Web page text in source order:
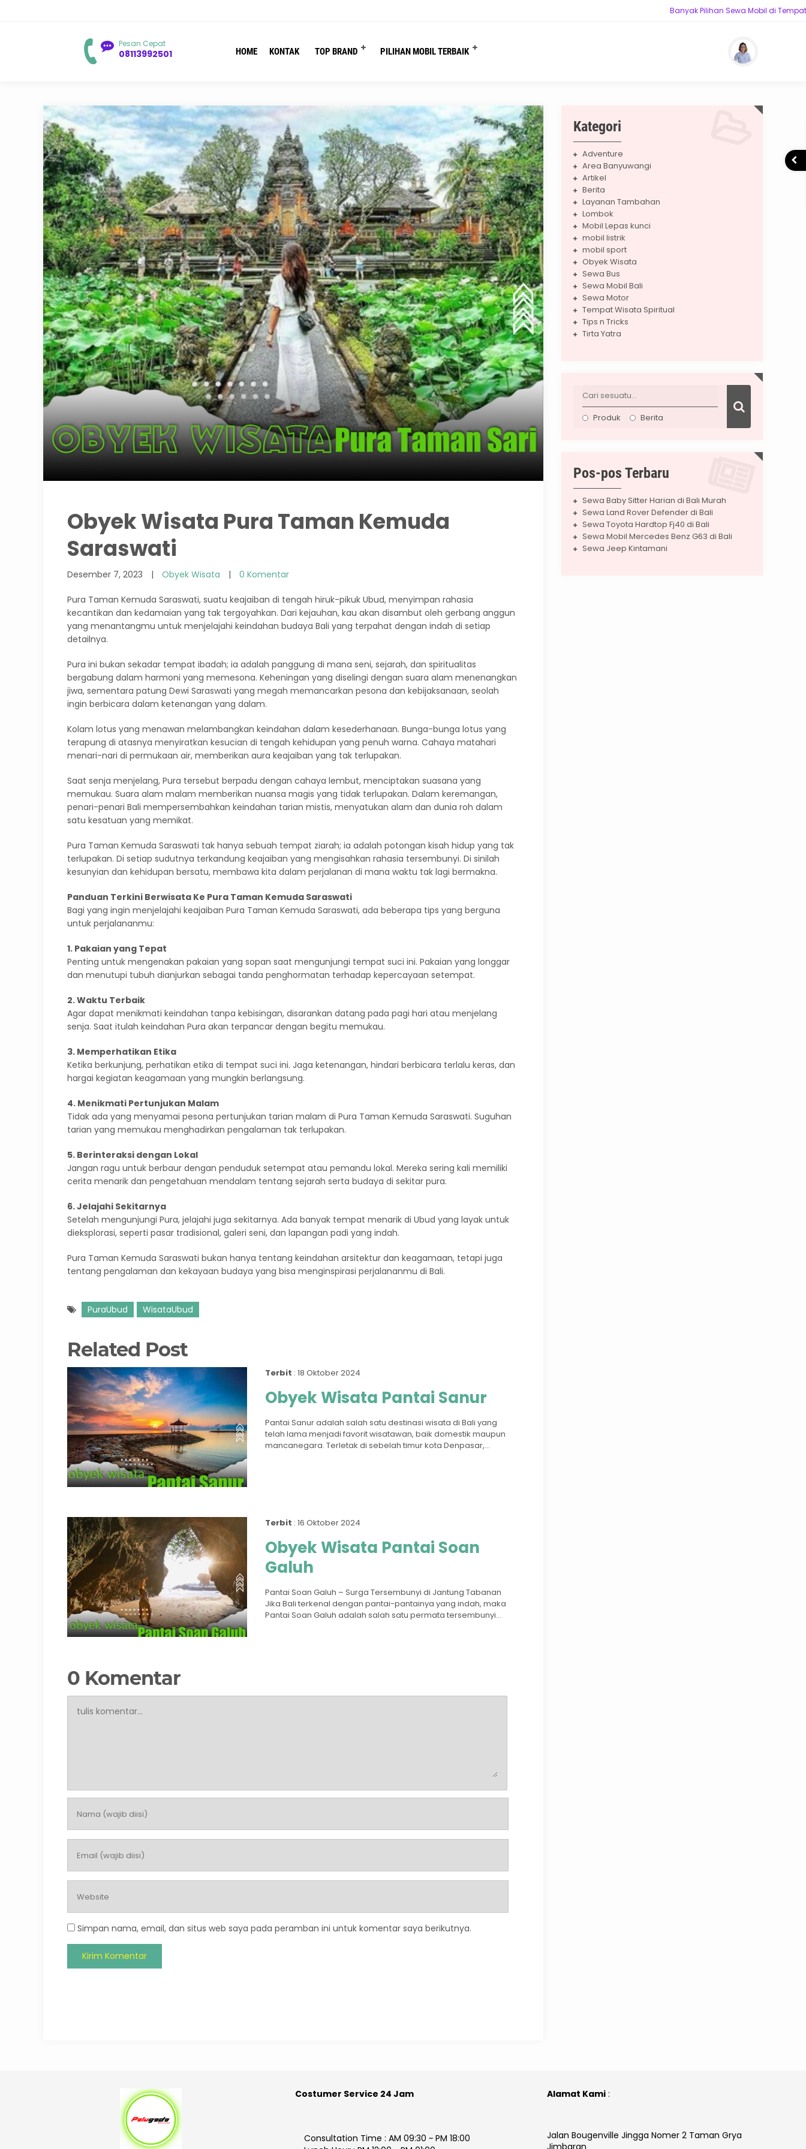
Banyak Pilihan Sewa Mobil di Tempat
Pesan Cepat
08113992501 HOME KONTAK TOP BRAND PILIHAN MOBIL TERBAIK
Obyek Wisata Pura Taman Kemuda
Saraswati
Desember 7, 2023 | Obyek Wisata | 0 Komentar
Pura Taman Kemuda Saraswati, suatu keajaiban di tengah hiruk-pikuk Ubud, menyimpan rahasia
kecantikan dan kedamaian yang tak tergoyahkan. Dari kejauhan, kau akan disambut oleh gerbang anggun
yang menantangmu untuk menjelajahi keindahan budaya Bali yang terpahat dengan indah di setiap
detailnya.
Pura ini bukan sekadar tempat ibadah; ia adalah panggung di mana seni, sejarah, dan spiritualitas
bergabung dalam harmoni yang memesona. Keheningan yang diselingi dengan suara alam menenangkan
jiwa, sementara patung Dewi Saraswati yang megah memancarkan pesona dan kebijaksanaan, seolah
ingin berbicara dalam ketenangan yang dalam.
Kolam lotus yang menawan melambangkan keindahan dalam kesederhanaan. Bunga-bunga lotus yang
terapung di atasnya menyiratkan kesucian di tengah kehidupan yang penuh warna. Cahaya matahari
menari-nari di permukaan air, memberikan aura keajaiban yang tak terlupakan.
Saat senja menjelang, Pura tersebut berpadu dengan cahaya lembut, menciptakan suasana yang
memukau. Suara alam malam memberikan nuansa magis yang tidak terlupakan. Dalam keremangan,
penari-penari Bali mempersembahkan keindahan tarian mistis, menyatukan alam dan dunia roh dalam
satu kesatuan yang memikat.
Pura Taman Kemuda Saraswati tak hanya sebuah tempat ziarah; ia adalah potongan kisah hidup yang tak
terlupakan. Di setiap sudutnya terkandung keajaiban yang mengisahkan rahasia tersembunyi. Di sinilah
kesunyian dan kehidupan bersatu, membawa kita dalam perjalanan di mana waktu tak lagi bermakna.
Panduan Terkini Berwisata Ke Pura Taman Kemuda Saraswati
Bagi yang ingin menjelajahi keajaiban Pura Taman Kemuda Saraswati, ada beberapa tips yang berguna
untuk perjalananmu:
1. Pakaian yang Tepat
Penting untuk mengenakan pakaian yang sopan saat mengunjungi tempat suci ini. Pakaian yang longgar
dan menutupi tubuh dianjurkan sebagai tanda penghormatan terhadap kepercayaan setempat.
2. Waktu Terbaik
Agar dapat menikmati keindahan tanpa kebisingan, disarankan datang pada pagi hari atau menjelang
senja. Saat itulah keindahan Pura akan terpancar dengan begitu memukau.
3. Memperhatikan Etika
Ketika berkunjung, perhatikan etika di tempat suci ini. Jaga ketenangan, hindari berbicara terlalu keras, dan
hargai kegiatan keagamaan yang mungkin berlangsung.
4. Menikmati Pertunjukan Malam
Tidak ada yang menyamai pesona pertunjukan tarian malam di Pura Taman Kemuda Saraswati. Suguhan
tarian yang memukau menghadirkan pengalaman tak terlupakan.
5. Berinteraksi dengan Lokal
Jangan ragu untuk berbaur dengan penduduk setempat atau pemandu lokal. Mereka sering kali memiliki
cerita menarik dan pengetahuan mendalam tentang sejarah serta budaya di sekitar pura.
6. Jelajahi Sekitarnya
Setelah mengunjungi Pura, jelajahi juga sekitarnya. Ada banyak tempat menarik di Ubud yang layak untuk
dieksplorasi, seperti pasar tradisional, galeri seni, dan lapangan padi yang indah.
Pura Taman Kemuda Saraswati bukan hanya tentang keindahan arsitektur dan keagamaan, tetapi juga
tentang pengalaman dan kekayaan budaya yang bisa menginspirasi perjalananmu di Bali.
PuraUbud WisataUbud
Related Post
Terbit : 18 Oktober 2024
Obyek Wisata Pantai Sanur
Pantai Sanur adalah salah satu destinasi wisata di Bali yang
telah lama menjadi favorit wisatawan, baik domestik maupun
mancanegara. Terletak di sebelah timur kota Denpasar,...
Terbit : 16 Oktober 2024
Obyek Wisata Pantai Soan
Galuh
Pantai Soan Galuh – Surga Tersembunyi di Jantung Tabanan
Jika Bali terkenal dengan pantai-pantainya yang indah, maka
Pantai Soan Galuh adalah salah satu permata tersembunyi...
0 Komentar
Simpan nama, email, dan situs web saya pada peramban ini untuk komentar saya berikutnya.
Kategori
Adventure
Area Banyuwangi
Artikel
Berita
Layanan Tambahan
Lombok
Mobil Lepas kunci
mobil listrik
mobil sport
Obyek Wisata
Sewa Bus
Sewa Mobil Bali
Sewa Motor
Tempat Wisata Spiritual
Tips n Tricks
Tirta Yatra
Produk Berita
Pos-pos Terbaru
Sewa Baby Sitter Harian di Bali Murah
Sewa Land Rover Defender di Bali
Sewa Toyota Hardtop Fj40 di Bali
Sewa Mobil Mercedes Benz G63 di Bali
Sewa Jeep Kintamani
Costumer Service 24 Jam
Consultation Time : AM 09:30 ~ PM 18:00
Alamat Kami:
Jalan Bougenville Jingga Nomer 2 Taman Grya
Jimbaran